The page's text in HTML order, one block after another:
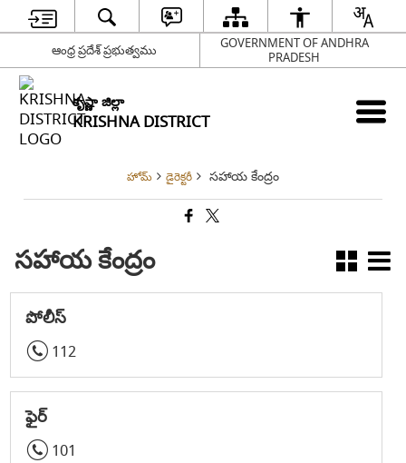
ఆంధ్ర ప్రదేశ్ ప్రభుత్వము
GOVERNMENT OF ANDHRA
PRADESH
కృష్ణా జిల్లా
KRISHNA DISTRICT
హోమ్ డైరెక్టరీ సహాయ కేంద్రం
సహాయ కేంద్రం
పోలీస్
112
ఫైర్
101